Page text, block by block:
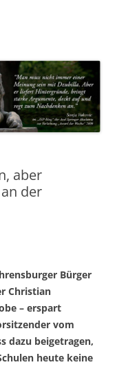
aber
der
Bürger
Christian
– erspart
vom
dazu beigetragen,
heute keine